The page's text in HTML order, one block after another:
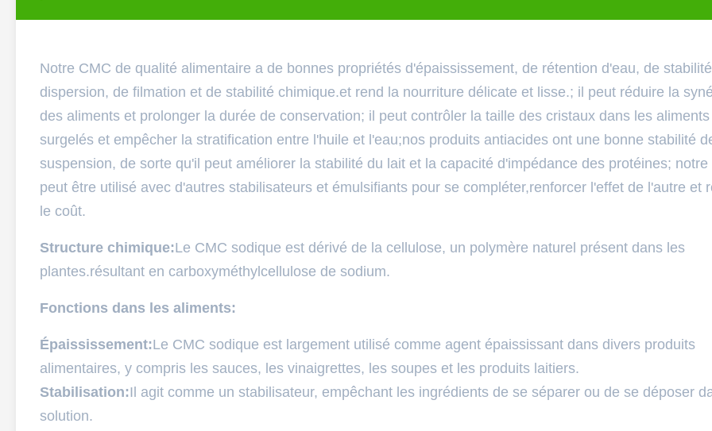
Notre CMC de qualité alimentaire a de bonnes propriétés d'épaississement, de rétention d'eau, de
dispersion, de filmation et de stabilité chimique.et rend la nourriture délicate et lisse.; il peut réduire la
des aliments et prolonger la durée de conservation; il peut contrôler la taille des cristaux dans les aliments
surgelés et empêcher la stratification entre l'huile et l'eau;nos produits antiacides ont une bonne stabilité
suspension, de sorte qu'il peut améliorer la stabilité du lait et la capacité d'impédance des protéines; notre
peut être utilisé avec d'autres stabilisateurs et émulsifiants pour se compléter,renforcer l'effet de l'autre et
le coût.
Structure chimique:Le CMC sodique est dérivé de la cellulose, un polymère naturel présent dans les
plantes.résultant en carboxyméthylcellulose de sodium.
Fonctions dans les aliments:
Épaississement:Le CMC sodique est largement utilisé comme agent épaississant dans divers produits
alimentaires, y compris les sauces, les vinaigrettes, les soupes et les produits laitiers.
Stabilisation:Il agit comme un stabilisateur, empêchant les ingrédients de se séparer ou de se déposer
solution.